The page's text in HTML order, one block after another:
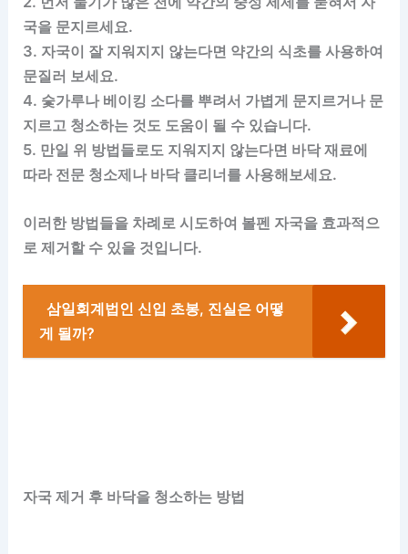
국을 문지르세요.
3. 자국이 잘 지워지지 않는다면 약간의 식초를 사용하여
문질러 보세요.
4. 숯가루나 베이킹 소다를 뿌려서 가볍게 문지르거나 문
지르고 청소하는 것도 도움이 될 수 있습니다.
5. 만일 위 방법들로도 지워지지 않는다면 바닥 재료에
따라 전문 청소제나 바닥 클리너를 사용해보세요.
이러한 방법들을 차례로 시도하여 볼펜 자국을 효과적으
로 제거할 수 있을 것입니다.
삼일회계법인 신입 초봉, 진실은 어떻
게 될까?
자국 제거 후 바닥을 청소하는 방법